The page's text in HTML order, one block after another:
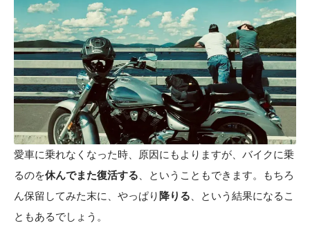
愛車に乗れなくなった時、原因にもよりますが、バイクに乗
るのを休んでまた復活する 、ということもできます。もちろ
ん保留してみた末に、やっぱり 降りる 、という結果になるこ
ともあるでしょう。